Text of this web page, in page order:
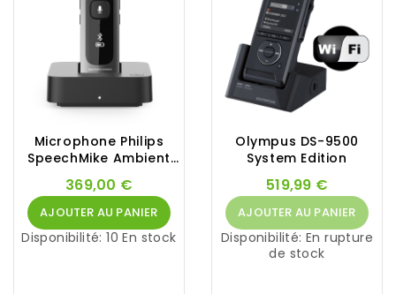
Microphone Philips
SpeechMike Ambient
369,00 €
AJOUTER AU PANIER
Disponibilité:10 En stock
Olympus DS-9500
System Edition
519,99 €
AJOUTER AU PANIER
Disponibilité: En rupture
de stock